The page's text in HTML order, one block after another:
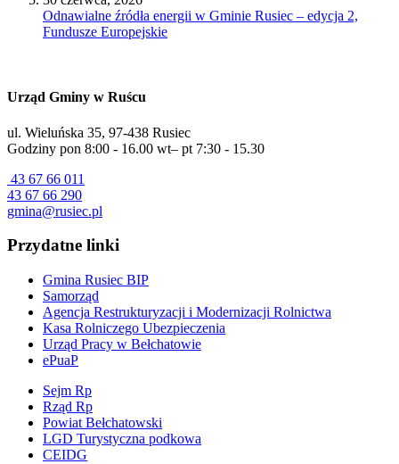
Odnawialne źródła energii w Gminie Rusiec – edycja 2,
Fundusze Europejskie
Urząd Gminy w Ruścu
ul. Wieluńska 35, 97-438 Rusiec
Godziny pon 8:00 - 16.00 wt– pt 7:30 - 15.30
43 67 66 011
43 67 66 290
gmina@rusiec.pl
Przydatne linki
Gmina Rusiec BIP
Samorząd
Agencja Restrukturyzacji i Modernizacji Rolnictwa
Kasa Rolniczego Ubezpieczenia
Urząd Pracy w Bełchatowie
ePuaP
Sejm Rp
Rząd Rp
Powiat Bełchatowski
LGD Turystyczna podkowa
CEIDG